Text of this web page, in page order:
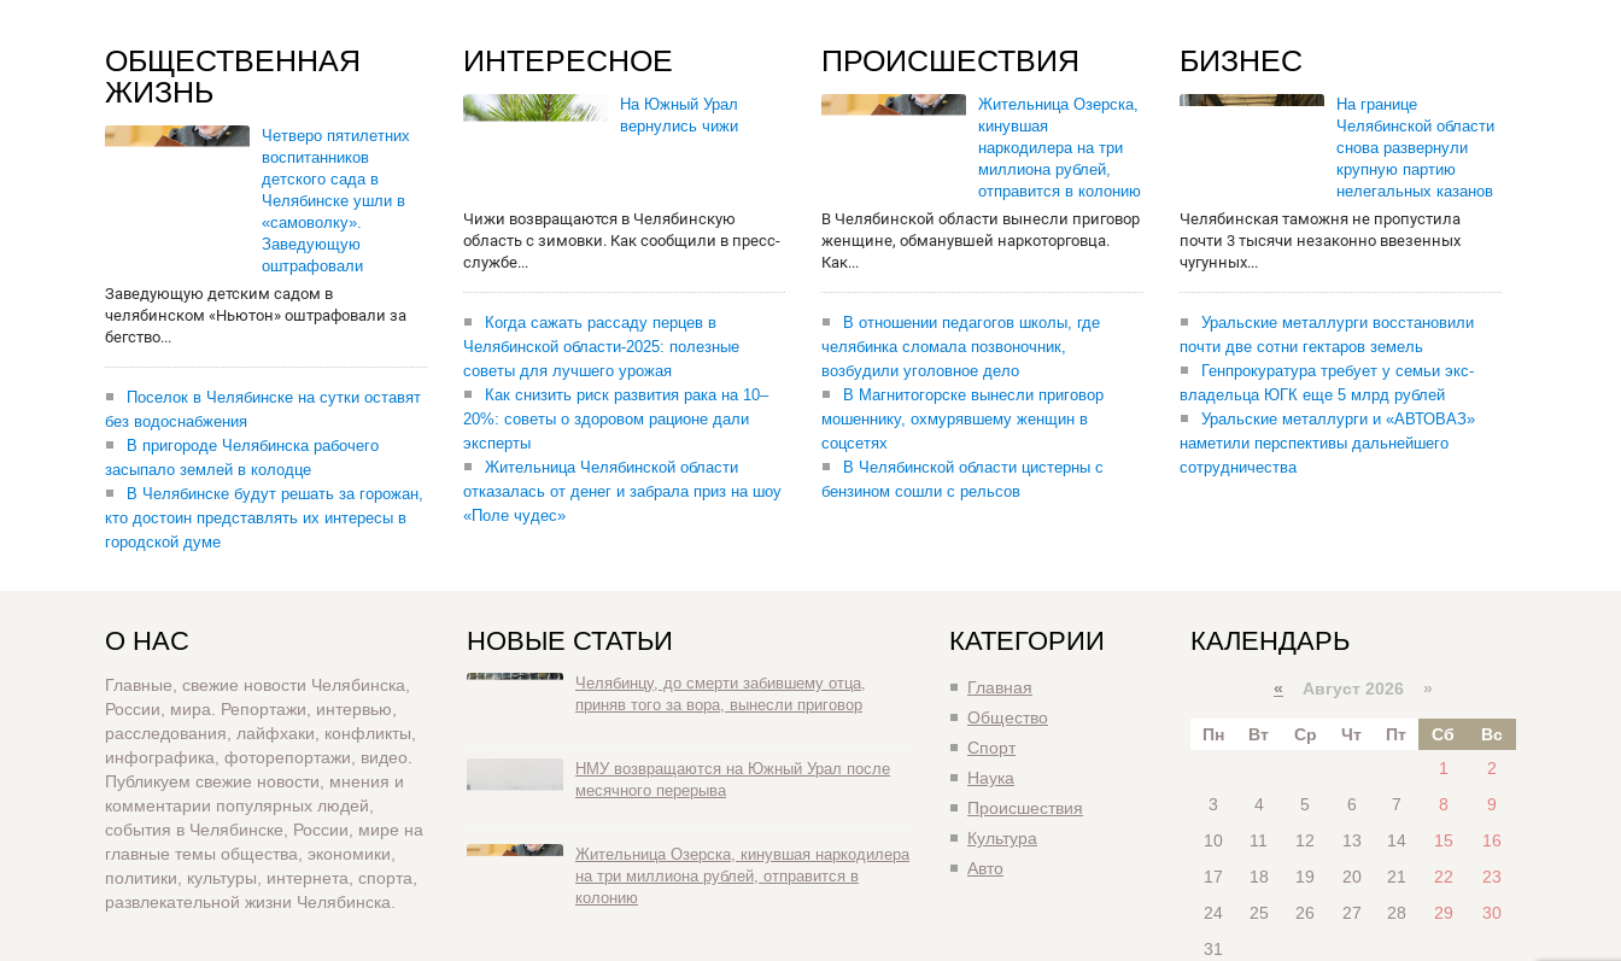
ОБЩЕСТВЕННАЯ
ЖИЗНЬ
Четверо пятилетних
воспитанников
детского сада в
Челябинске ушли в
«самоволку».
Заведующую
оштрафовали
Заведующую детским садом в
челябинском «Ньютон» оштрафовали за
бегство...
Поселок в Челябинске на сутки оставят
без водоснабжения
В пригороде Челябинска рабочего
засыпало землей в колодце
В Челябинске будут решать за горожан,
кто достоин представлять их интересы в
городской думе
ИНТЕРЕСНОЕ
На Южный Урал
вернулись чижи
Чижи возвращаются в Челябинскую
область с зимовки. Как сообщили в пресс-
службе...
Когда сажать рассаду перцев в
Челябинской области-2025: полезные
советы для лучшего урожая
Как снизить риск развития рака на 10–
20%: советы о здоровом рационе дали
эксперты
Жительница Челябинской области
отказалась от денег и забрала приз на шоу
«Поле чудес»
ПРОИСШЕСТВИЯ
Жительница Озерска,
кинувшая
наркодилера на три
миллиона рублей,
отправится в колонию
В Челябинской области вынесли приговор
женщине, обманувшей наркоторговца.
Как...
В отношении педагогов школы, где
челябинка сломала позвоночник,
возбудили уголовное дело
В Магнитогорске вынесли приговор
мошеннику, охмурявшему женщин в
соцсетях
В Челябинской области цистерны с
бензином сошли с рельсов
БИЗНЕС
На границе
Челябинской области
снова развернули
крупную партию
нелегальных казанов
Челябинская таможня не пропустила
почти 3 тысячи незаконно ввезенных
чугунных...
Уральские металлурги восстановили
почти две сотни гектаров земель
Генпрокуратура требует у семьи экс-
владельца ЮГК еще 5 млрд рублей
Уральские металлурги и «АВТОВАЗ»
наметили перспективы дальнейшего
сотрудничества
О НАС
Главные, свежие новости Челябинска,
России, мира. Репортажи, интервью,
расследования, лайфхаки, конфликты,
инфографика, фоторепортажи, видео.
Публикуем свежие новости, мнения и
комментарии популярных людей,
события в Челябинске, России, мире на
главные темы общества, экономики,
политики, культуры, интернета, спорта,
развлекательной жизни Челябинска.
НОВЫЕ СТАТЬИ
Челябинцу, до смерти забившему отца,
приняв того за вора, вынесли приговор
НМУ возвращаются на Южный Урал после
месячного перерыва
Жительница Озерска, кинувшая наркодилера
на три миллиона рублей, отправится в
колонию
КАТЕГОРИИ
Главная
Общество
Спорт
Наука
Происшествия
Культура
Авто
КАЛЕНДАРЬ
« Август 2026 »
Пн Вт Ср Чт Пт Сб
Вс
1
2
3
4 5 6 7 8
9
10
11 12 13 14 15
16
17
18 19 20 21 22
23
24
25 26 27 28 29
30
31